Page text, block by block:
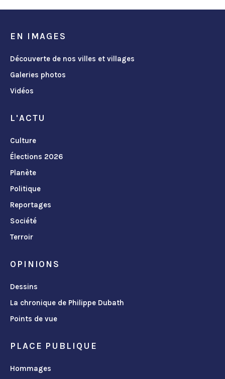
EN IMAGES
Découverte de nos villes et villages
Galeries photos
Vidéos
L'ACTU
Culture
Élections 2026
Planète
Politique
Reportages
Société
Terroir
OPINIONS
Dessins
La chronique de Philippe Dubath
Points de vue
PLACE PUBLIQUE
Hommages